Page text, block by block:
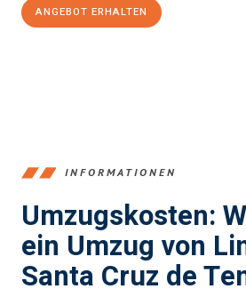
ANGEBOT ERHALTEN
INFORMATIONEN
Umzugskosten:
ein Umzug von
Santa Cruz de